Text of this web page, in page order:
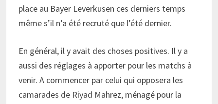
place au Bayer Leverkusen ces derniers temps
même s’il n’a été recruté que l’été dernier.
En général, il y avait des choses positives. Il y a
aussi des réglages à apporter pour les matchs à
venir. A commencer par celui qui opposera les
camarades de Riyad Mahrez, ménagé pour la